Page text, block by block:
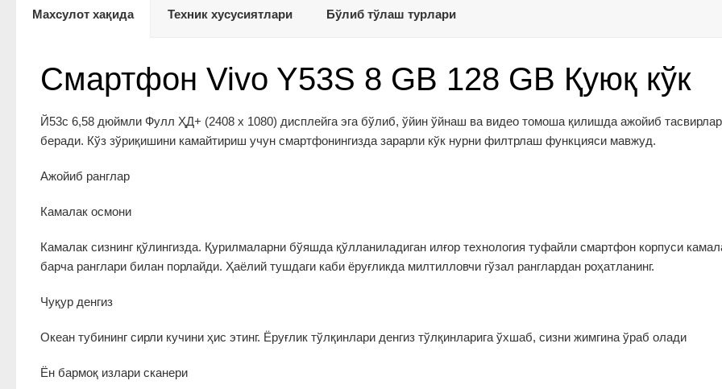
Махсулот хақида Техник хусусиятлари Бўлиб тўлаш турлари
Смартфон Vivo Y53S 8 GB 128 GB Қуюқ кўк
Й53с 6,58 дюймли Фулл ҲД+ (2408 х 1080) дисплейга эга бўлиб, ўйин ўйнаш ва видео томоша қилишда ажойиб тасвирлар
беради. Кўз зўриқишини камайтириш учун смартфонингизда зарарли кўк нурни филтрлаш функцияси мавжуд.
Ажойиб ранглар
Камалак осмони
Камалак сизнинг қўлингизда. Қурилмаларни бўяшда қўлланиладиган илғор технология туфайли смартфон корпуси
барча ранглари билан порлайди. Ҳаёлий тушдаги каби ёруғликда милтилловчи гўзал ранглардан роҳатланинг.
Чуқур денгиз
Океан тубининг сирли кучини ҳис этинг. Ёруғлик тўлқинлари денгиз тўлқинларига ўхшаб, сизни жимгина ўраб олади
Ён бармоқ излари сканери